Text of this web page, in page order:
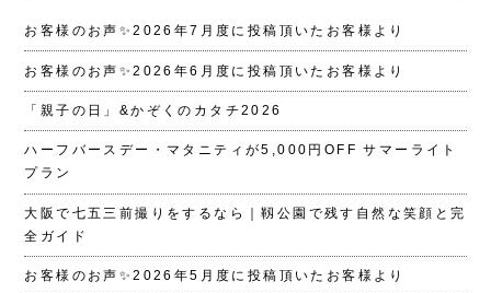
お客様のお声✨2026年7月度に投稿頂いたお客様より
お客様のお声✨2026年6月度に投稿頂いたお客様より
「親子の日」&かぞくのカタチ2026
ハーフバースデー・マタニティが5,000円OFF サマーライト
プラン
大阪で七五三前撮りをするなら｜靱公園で残す自然な笑顔と完
全ガイド
お客様のお声✨2026年5月度に投稿頂いたお客様より